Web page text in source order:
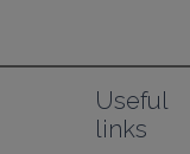
Useful
links